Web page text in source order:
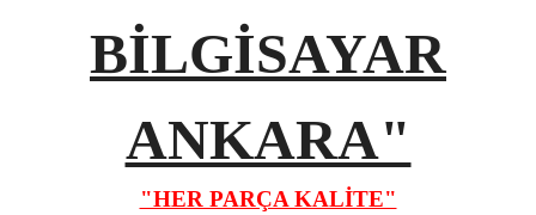
BİLGİSAYAR
ANKARA"
"HER PARÇA KALİTE"